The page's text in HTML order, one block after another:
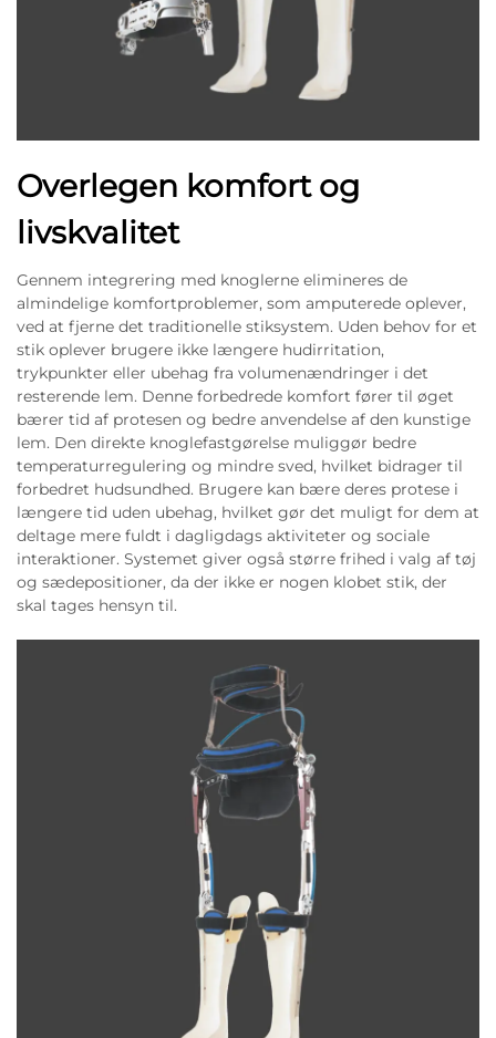
Overlegen komfort og
livskvalitet
Gennem integrering med knoglerne elimineres de
almindelige komfortproblemer, som amputerede oplever,
ved at fjerne det traditionelle stiksystem. Uden behov for et
stik oplever brugere ikke længere hudirritation,
trykpunkter eller ubehag fra volumenændringer i det
resterende lem. Denne forbedrede komfort fører til øget
bærer tid af protesen og bedre anvendelse af den kunstige
lem. Den direkte knoglefastgørelse muliggør bedre
temperaturregulering og mindre sved, hvilket bidrager til
forbedret hudsundhed. Brugere kan bære deres protese i
længere tid uden ubehag, hvilket gør det muligt for dem at
deltage mere fuldt i dagligdags aktiviteter og sociale
interaktioner. Systemet giver også større frihed i valg af tøj
og sædepositioner, da der ikke er nogen klobet stik, der
skal tages hensyn til.